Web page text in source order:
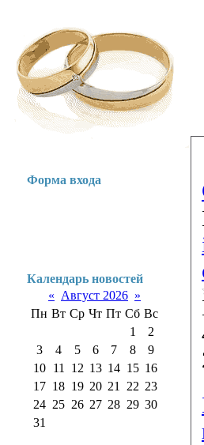
Форма входа
Календарь новостей
« Август 2026 »
Пн Вт Ср Чт Пт Сб Вс
1
2
3
4 5 6 7 8
9
10
11 12 13 14 15 16
17 18 19 20 21 22 23
24 25 26 27 28 29 30
31